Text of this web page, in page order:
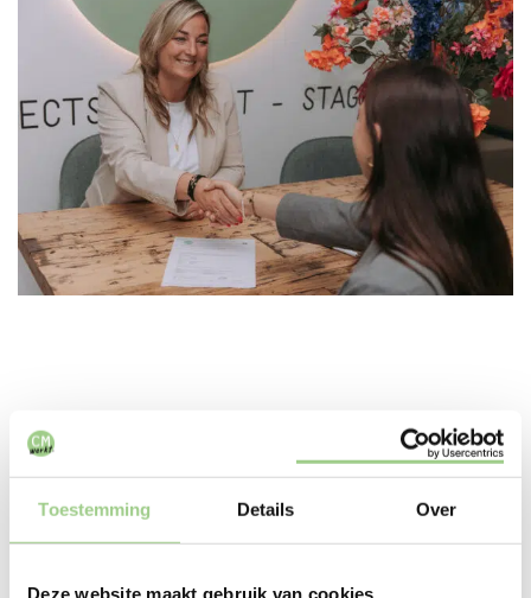
Toestemming Details Over
Deze website maakt gebruik van cookies
In deze branches zijn we
actief